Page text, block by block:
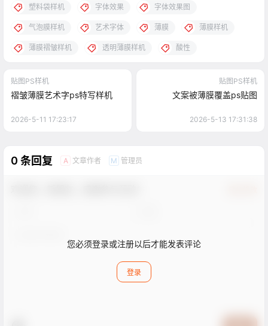
塑料袋样机 字体效果 字体效果图
气泡膜样机 艺术字体 薄膜 薄膜样机
薄膜褶皱样机 透明薄膜样机 酸性
贴图PS样机
褶皱薄膜艺术字ps特写样机
2026-5-11 17:23:17
贴图PS样机
文案被薄膜覆盖ps贴图
2026-5-13 17:31:38
0 条回复 A 文章作者 M 管理员
您必须登录或注册以后才能发表评论
登录